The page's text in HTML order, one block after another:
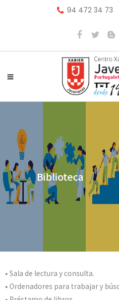
94 472 34 73
Biblioteca
• Sala de lectura y consulta.
• Ordenadores para trabajar y